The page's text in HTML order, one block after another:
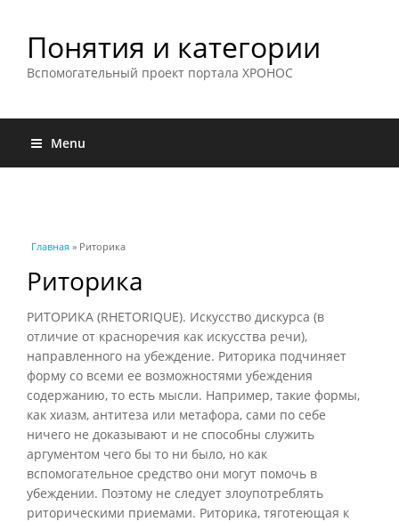
Понятия и категории
Вспомогательный проект портала ХРОНОС
Menu
Вы здесь
Главная » Риторика
Риторика
РИТОРИКА (RHETORIQUE). Искусство дискурса (в
отличие от красноречия как искусства речи),
направленного на убеждение. Риторика подчиняет
форму со всеми ее возможностями убеждения
содержанию, то есть мысли. Например, такие формы,
как хиазм, антитеза или метафора, сами по себе
ничего не доказывают и не способны служить
аргументом чего бы то ни было, но как
вспомогательное средство они могут помочь в
убеждении. Поэтому не следует злоупотреблять
риторическими приемами. Риторика, тяготеющая к